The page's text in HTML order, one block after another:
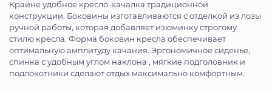
Крайне удобное кресло-качалка традиционной
конструкции. Боковины изготавливаются с отделкой из лозы
ручной работы, которая добавляет изюминку строгому
стилю кресла. Форма боковин кресла обеспечивает
оптимальную амплитуду качания. Эргономичное сиденье,
спинка с удобным углом наклона , мягкие подголовник и
подлокотники сделают отдых максимально комфортным.